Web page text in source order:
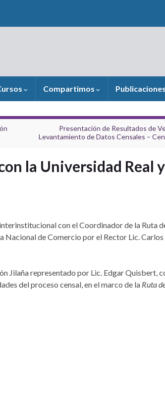
Compartimos Publicaciones
Presentación de Resultados de
Levantamiento de Datos Censales –
la Universidad Real
con el Coordinador de la Ruta
Nacional de Comercio por el Rector Lic.
Jilaña representado por Lic. Edgar Quisbert,
del proceso censal, en el marco de la Ruta